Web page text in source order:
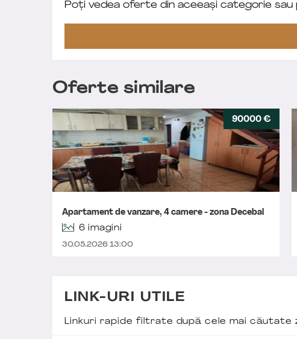
Poți vedea oferte din aceeași categorie
Oferte similare
90000 €
Apartament de vanzare, 4 camere - zona Decebal
6 imagini
30.05.2026 13:00
LINK-URI UTILE
Linkuri rapide filtrate după cele mai căutate